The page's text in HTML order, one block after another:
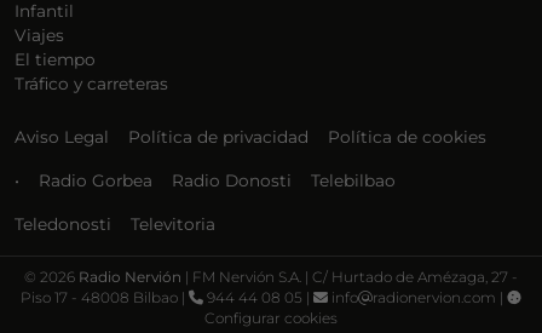
Infantil
Viajes
El tiempo
Tráfico y carreteras
Aviso Legal Política de privacidad Política de cookies
• Radio Gorbea Radio Donosti Telebilbao
Teledonosti Televitoria
© 2026 Radio Nervión | FM Nervión S.A. | C/ Hurtado de Amézaga, 27 -
Piso 17 - 48008 Bilbao |
944 44 08 05 | info
radionervion.com |
Configurar cookies